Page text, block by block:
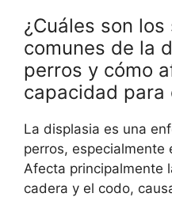
¿Cuáles son
comunes de la
perros y cómo
capacidad para
La displasia es una
perros, especialmente
Afecta principalmente
cadera y el codo,